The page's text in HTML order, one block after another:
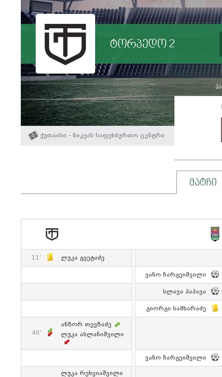
ტორპედო 2
ქუთაისი - ნიკეას საფეხბურთო ცენტრი
მატჩი
11' Ლუკა Გვეტაძე
Ვანო Ჩარგეიშვილი
Სლავა Პაპავა
Გიორგი Სამხარაძე
46'
Ანზორ Თევზაძე
Ლუკა Ასლანიშვილი
Ვანო Ჩარგეიშვილი
Ლუკა Რეხვიაშვილი